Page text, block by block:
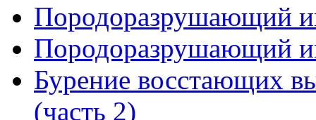
Породоразрушающий
Породоразрушающий
Бурение восстающих
(часть 2)